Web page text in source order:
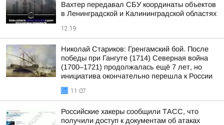
Вахтер передавал СБУ координаты объектов
в Ленинградской и Калининградской областях
12:19
Николай Стариков: Гренгамский бой. После
победы при Гангуте (1714) Северная война
(1700–1721) продолжалась ещё 7 лет, но
инициатива окончательно перешла к России
11:07
Российские хакеры сообщили ТАСС, что
получили доступ к документам об атаках